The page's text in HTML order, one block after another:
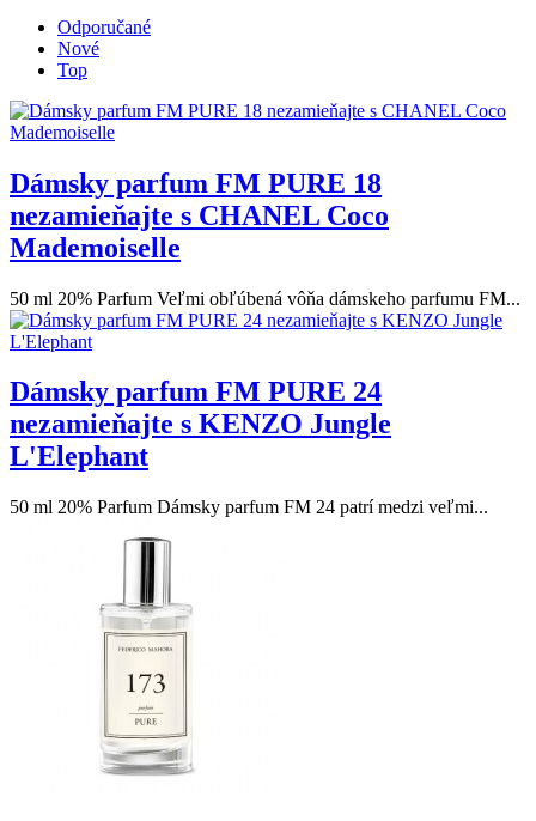
Odporučané
Nové
Top
Dámsky parfum FM PURE 18
nezamieňajte s CHANEL Coco
Mademoiselle
50 ml 20% Parfum Veľmi obľúbená vôňa dámskeho parfumu FM...
Dámsky parfum FM PURE 24
nezamieňajte s KENZO Jungle
L'Elephant
50 ml 20% Parfum Dámsky parfum FM 24 patrí medzi veľmi...